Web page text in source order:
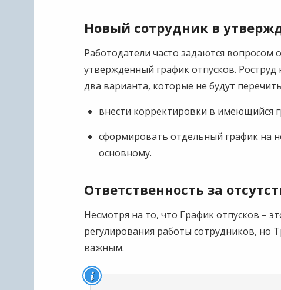
Новый сотрудник в
Работодатели часто задаются вопросом
утвержденный график отпусков. Роструд
два варианта, которые не будут
внести корректировки в имеющийся
сформировать отдельный график на
основному.
Ответственность за
Несмотря на то, что График отпусков –
регулирования работы сотрудников, но
важным.